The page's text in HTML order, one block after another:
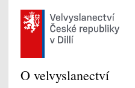
O velvyslanectví